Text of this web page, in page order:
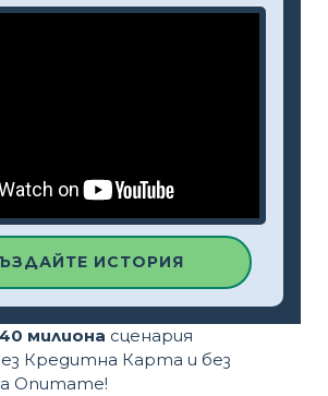
ИСТОРИЯ
40 милиона сценария
Кредитна Карта и без
Опитате!